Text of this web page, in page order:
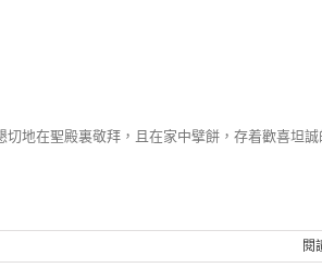
地在聖殿裏敬拜，且在家中擘餅，存着歡喜坦
閱